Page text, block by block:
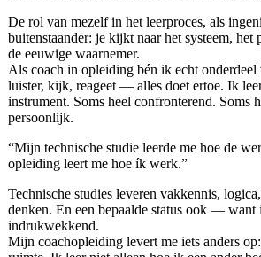
De rol van mezelf in het leerproces, als
buitenstaander: je kijkt naar het systeem, het
de eeuwige waarnemer.
Als coach in opleiding bén ik echt
luister, kijk, reageet — alles doet ertoe. Ik
instrument. Soms heel confronterend. Soms
persoonlijk.
“Mijn technische studie leerde me hoe de
opleiding leert me hoe ík werk.”
Technische studies leveren vakkennis,
denken. En een bepaalde status ook —
indrukwekkend.
Mijn coachopleiding levert me iets anders